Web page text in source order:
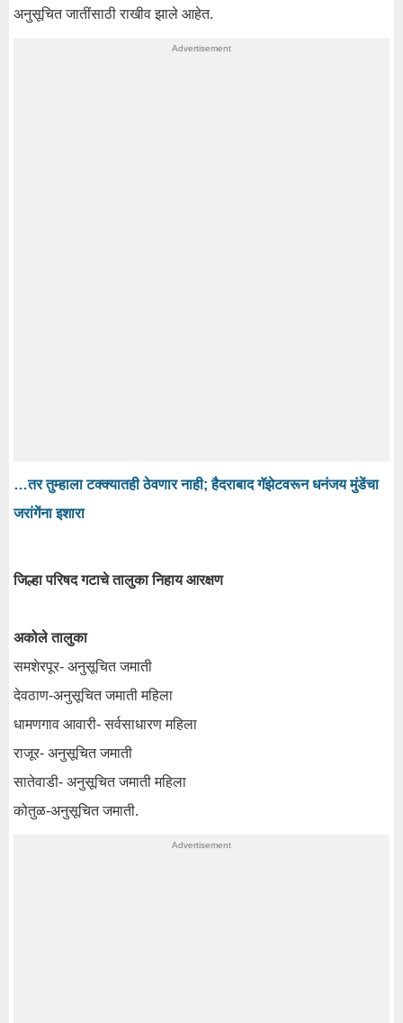
अनुसूचित जातींसाठी राखीव झाले आहेत.
…तर तुम्हाला टक्क्यातही ठेवणार नाही; हैदराबाद गॅझेटवरून धनंजय मुंडेंचा
जरांगेंना इशारा
जिल्हा परिषद गटाचे तालुका निहाय आरक्षण
अकोले तालुका
समशेरपूर- अनुसूचित जमाती
देवठाण-अनुसूचित जमाती महिला
धामणगाव आवारी- सर्वसाधारण महिला
राजूर- अनुसूचित जमाती
सातेवाडी- अनुसूचित जमाती महिला
कोतुळ-अनुसूचित जमाती.